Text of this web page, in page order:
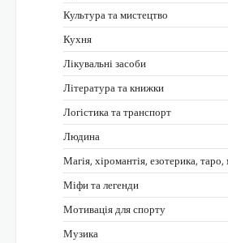
Культура та мистецтво
Кухня
Лікувальні засоби
Література та книжки
Логістика та транспорт
Людина
Магія, хіромантія, езотерика, таро,
Міфи та легенди
Мотивація для спорту
Музика